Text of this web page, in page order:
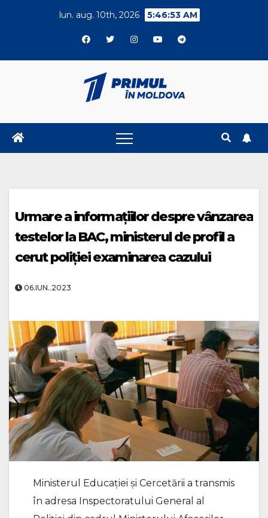
lun. aug. 10th, 2026 5:46:53 AM
Urmare a informațiilor despre vânzarea
testelor la BAC, ministerul de profil a
cerut poliției examinarea cazului
06.IUN..2023
Ministerul Educației și Cercetării a transmis
în adresa Inspectoratului General al